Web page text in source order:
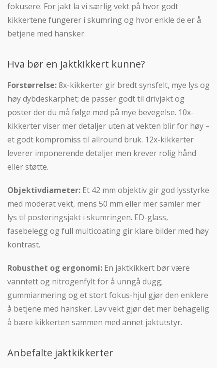
fokusere. For jakt la vi særlig vekt på hvor godt
kikkertene fungerer i skumring og hvor enkle de er å
betjene med hansker.
Hva bør en jaktkikkert kunne?
Forstørrelse:8x-kikkerter gir bredt synsfelt, mye lys og
høy dybdeskarphet; de passer godt til drivjakt og
poster der du må følge med på mye bevegelse. 10x-
kikkerter viser mer detaljer uten at vekten blir for høy –
et godt kompromiss til allround bruk. 12x-kikkerter
leverer imponerende detaljer men krever rolig hånd
eller støtte.
Objektivdiameter: Et 42 mm objektiv gir god lysstyrke
med moderat vekt, mens 50 mm eller mer samler mer
lys til posteringsjakt i skumringen. ED-glass,
fasebelegg og full multicoating gir klare bilder med høy
kontrast.
Robusthet og ergonomi: En jaktkikkert bør være
vanntett og nitrogenfylt for å unngå dugg;
gummiarmering og et stort fokus-hjul gjør den enklere
å betjene med hansker. Lav vekt gjør det mer behagelig
å bære kikkerten sammen med annet jaktutstyr.
Anbefalte jaktkikkerter